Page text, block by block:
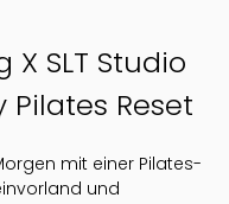
X SLT Studio
Pilates Reset
mit einer Pilates-
und